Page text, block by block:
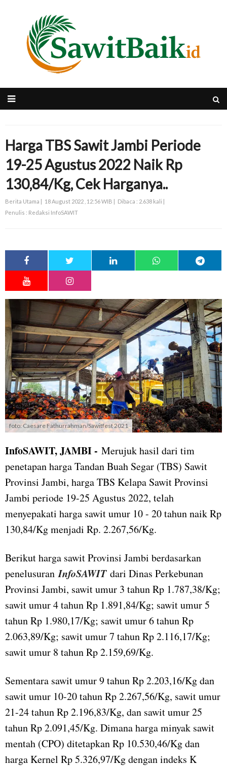
Harga TBS Sawit Jambi Periode
19-25 Agustus 2022 Naik Rp
130,84/Kg, Cek Harganya..
Berita Utama | 18 August 2022 , 12:56 WIB | Dibaca : 2.638 kali |
Penulis : Redaksi InfoSAWIT
foto: Caesare Fathurrahman/Sawitfest 2021
InfoSAWIT, JAMBI - Merujuk hasil dari tim
penetapan harga Tandan Buah Segar (TBS) Sawit
Provinsi Jambi, harga TBS Kelapa Sawit Provinsi
Jambi periode 19-25 Agustus 2022, telah
menyepakati harga sawit umur 10 - 20 tahun naik Rp
130,84/Kg menjadi Rp. 2.267,56/Kg.
Berikut harga sawit Provinsi Jambi berdasarkan
penelusuranInfoSAWITdari Dinas Perkebunan
Provinsi Jambi, sawit umur 3 tahun Rp 1.787,38/Kg;
sawit umur 4 tahun Rp 1.891,84/Kg; sawit umur 5
tahun Rp 1.980,17/Kg; sawit umur 6 tahun Rp
2.063,89/Kg; sawit umur 7 tahun Rp 2.116,17/Kg;
sawit umur 8 tahun Rp 2.159,69/Kg.
Sementara sawit umur 9 tahun Rp 2.203,16/Kg dan
sawit umur 10-20 tahun Rp 2.267,56/Kg, sawit umur
21-24 tahun Rp 2.196,83/Kg, dan sawit umur 25
tahun Rp 2.091,45/Kg. Dimana harga minyak sawit
mentah (CPO) ditetapkan Rp 10.530,46/Kg dan
harga Kernel Rp 5.326,97/Kg dengan indeks K